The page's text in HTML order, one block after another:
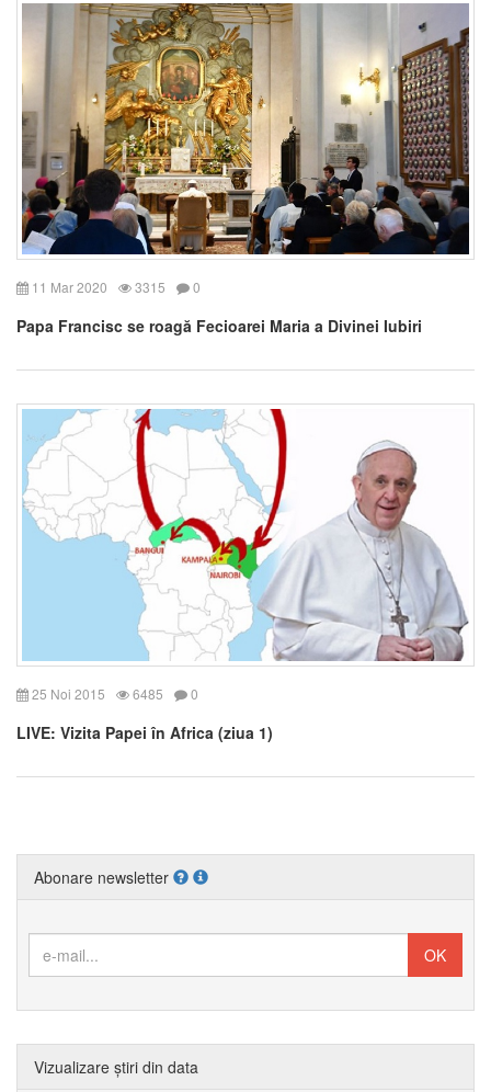
11 Mar 2020 3315 0
Papa Francisc se roagă Fecioarei Maria a Divinei Iubiri
25 Noi 2015 6485 0
LIVE: Vizita Papei în Africa (ziua 1)
Abonare newsletter
Vizualizare știri din data